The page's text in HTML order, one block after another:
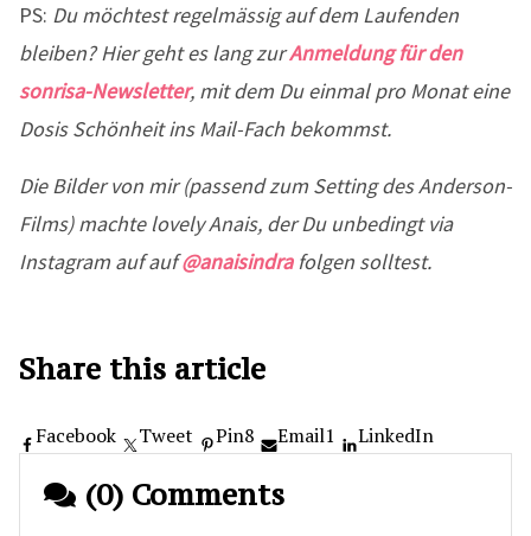
PS: Du möchtest regelmässig auf dem Laufenden
bleiben? Hier geht es lang zurAnmeldung für den
sonrisa-Newsletter, mit dem Du einmal pro Monat eine
Dosis Schönheit ins Mail-Fach bekommst.
Die Bilder von mir (passend zum Setting des Anderson-
Films) machte lovely Anais, der Du unbedingt via
Instagram auf auf@anaisindrafolgen solltest.
Share this article
Facebook Tweet Pin8 Email1 LinkedIn
(0) Comments